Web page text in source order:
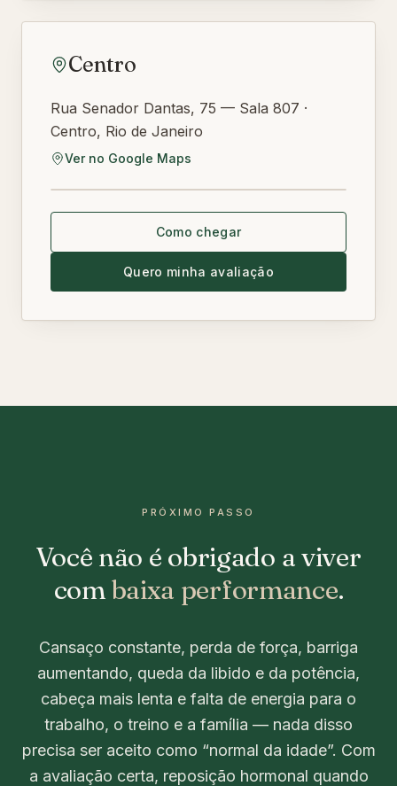
Centro
Rua Senador Dantas, 75 — Sala 807 ·
Centro, Rio de Janeiro
Ver no Google Maps
Como chegar
Quero minha avaliação
PRÓXIMO PASSO
Você não é obrigado a viver
combaixa performance.
Cansaço constante, perda de força, barriga
aumentando, queda da libido e da potência,
cabeça mais lenta e falta de energia para o
trabalho, o treino e a família — nada disso
precisa ser aceito como “normal da idade”. Com
a avaliação certa, reposição hormonal quando